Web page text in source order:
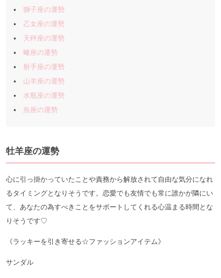
獅子座の運勢
乙女座の運勢
天秤座の運勢
蠍座の運勢
射手座の運勢
山羊座の運勢
水瓶座の運勢
魚座の運勢
牡羊座の運勢
心に引っ掛かっていたことや責務から解放されて自由な気分になれ
るタイミングとなりそうです。恋愛でも友情でも常に誰かが隣にい
て、あなたの為すべきことをサポートしてくれる心温まる時間とな
りそうです♡
《ラッキーを引き寄せる☆ファッションアイテム》
サンダル